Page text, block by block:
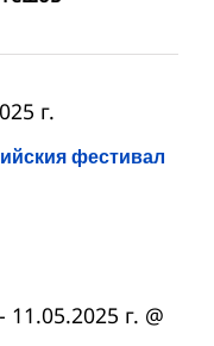
фестивал
г.
- 11.05.2025 г. @